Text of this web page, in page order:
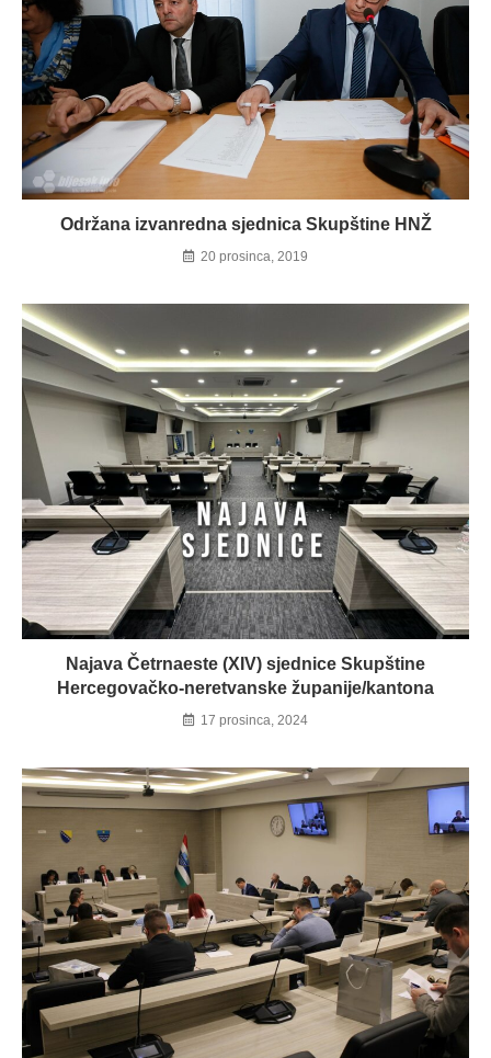
Održana izvanredna sjednica Skupštine HNŽ
20 prosinca, 2019
Najava Četrnaeste (XIV) sjednice Skupštine
Hercegovačko-neretvanske županije/kantona
17 prosinca, 2024